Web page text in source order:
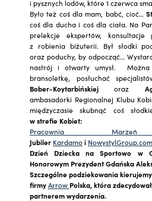
i pysznych lodów, które 1 czerwca
Było też coś dla mam, babć, cioć…
coś dla ducha i coś dla ciała. Na
prelekcje ekspertów, konsultacje
z robienia biżuterii. Był słodki
oraz poduchy, by odpocząć…
nastrój i otwarty umysł.
bransoletkę, posłuchać
Bober-Koytarbińskiejoraz
ambasadorki Regionalnej Klubu
międzyczasie skubnąć coś
w strefie Kobiet:
Pracownia Marzeń
Jubiler Kardamoi NowystylGroup.com
Dzień Dziecka na Sportowo w
Honorowym Prezydent Gdańska
Szczególne podziekowania
firmyArrow Polska, która
partnerem wydarzenia.